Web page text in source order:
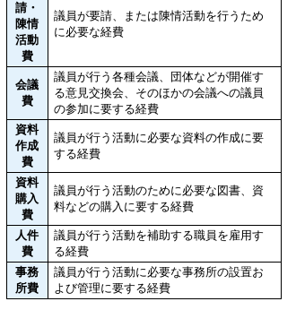
請・
陳情
活動
費
議員が要請、または陳情活動を行うため
に必要な経費
会議
費
議員が行う各種会議、団体などが開催す
る意見交換会、そのほかの会議への議員
の参加に要する経費
資料
作成
費
議員が行う活動に必要な資料の作成に要
する経費
資料
購入
費
議員が行う活動のために必要な図書、資
料などの購入に要する経費
人件
費
議員が行う活動を補助する職員を雇用す
る経費
事務
所費
議員が行う活動に必要な事務所の設置お
よび管理に要する経費